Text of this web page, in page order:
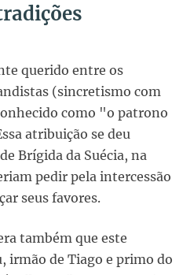
querido entre os
(sincretismo com
como "o patrono
atribuição se deu
Brígida da Suécia, na
pedir pela intercessão
seus favores.
também que este
irmão de Tiago e primo do